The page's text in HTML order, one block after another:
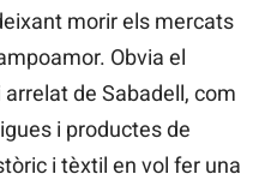
morir els mercats
Obvia el
de Sabadell, com
i productes de
i tèxtil en vol fer una